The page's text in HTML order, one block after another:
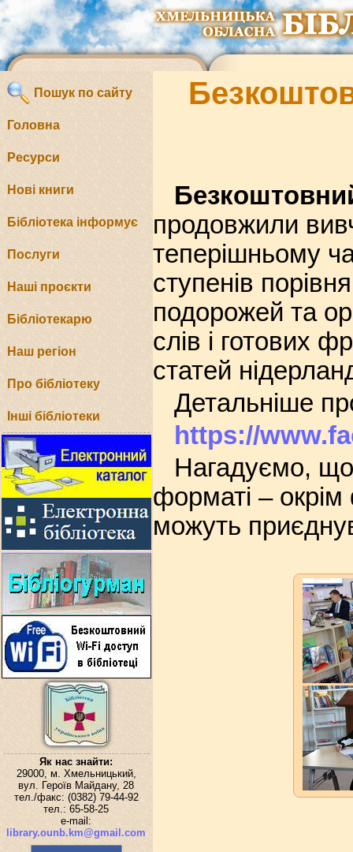
Пошук по сайту
Головна
Ресурси
Нові книги
Бібліотека інформує
Послуги
Наші проєкти
Бібліотекарю
Наш регіон
Про бібліотеку
Інші бібліотеки
Як нас знайти:
29000, м. Хмельницький,
вул. Героїв Майдану, 28
тел./факс: (0382) 79-44-92
тел.: 65-58-25
e-mail:
library.ounb.km@gmail.com
продовжили
теперішньому
ступенів
подорожей та
слів і готових
статей
Детальніше
https://
Нагадуємо, що
форматі – окрім
можуть